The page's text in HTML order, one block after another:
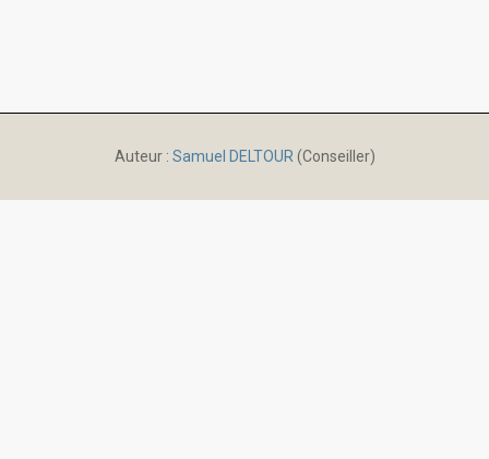
Auteur : Samuel DELTOUR (Conseiller)